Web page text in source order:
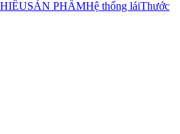
SẢN PHẨMHệ thống láiThước